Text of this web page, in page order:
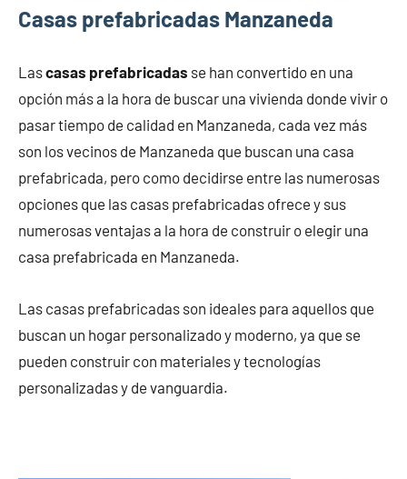
Casas prefabricadas Manzaneda
Lascasas prefabricadas se han convertido en una
opción más a la hora de buscar una vivienda donde vivir o
pasar tiempo de calidad en Manzaneda, cada vez más
son los vecinos de Manzaneda que buscan una casa
prefabricada, pero como decidirse entre las numerosas
opciones que las casas prefabricadas ofrece y sus
numerosas ventajas a la hora de construir o elegir una
casa prefabricada en Manzaneda.
Las casas prefabricadas son ideales para aquellos que
buscan un hogar personalizado y moderno, ya que se
pueden construir con materiales y tecnologías
personalizadas y de vanguardia.